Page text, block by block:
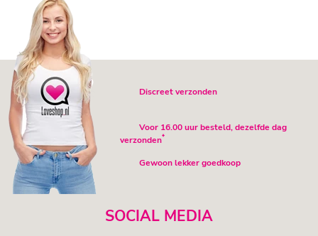
Discreet verzonden
Voor 16.00 uur besteld, dezelfde dag
verzonden*
Gewoon lekker goedkoop
SOCIAL MEDIA